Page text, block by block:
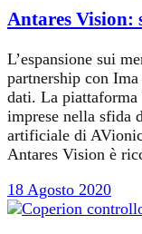
Antares Vision:
L’espansione sui
partnership con
dati. La
imprese nella sfida
artificiale di
Antares Vision è
18 Agosto 2020